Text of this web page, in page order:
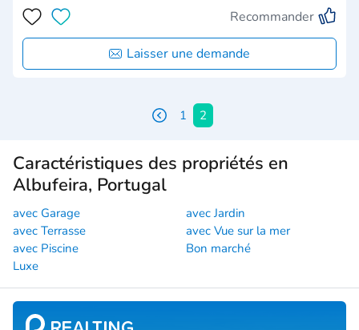
Recommander
Laisser une demande
1 2
Caractéristiques des propriétés en
Albufeira, Portugal
avec Garage
avec Jardin
avec Terrasse
avec Vue sur la mer
avec Piscine
Bon marché
Luxe